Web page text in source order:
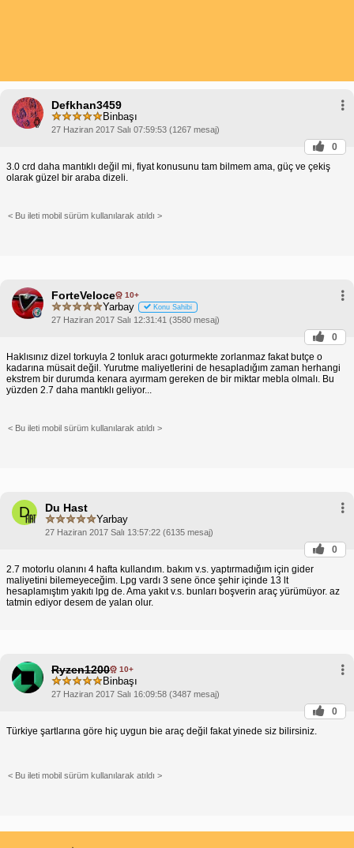
Defkhan3459
Binbaşı
27 Haziran 2017 Salı 07:59:53 (1267 mesaj)
0
3.0 crd daha mantıklı değil mi, fiyat konusunu tam bilmem ama, güç ve çekiş
olarak güzel bir araba dizeli.
< Bu ileti mobil sürüm kullanılarak atıldı >
ForteVeloce 10+
Yarbay Konu Sahibi
27 Haziran 2017 Salı 12:31:41 (3580 mesaj)
0
Haklısınız dizel torkuyla 2 tonluk aracı goturmekte zorlanmaz fakat butçe o
kadarına müsait değil. Yurutme maliyetlerini de hesapladığım zaman herhangi
ekstrem bir durumda kenara ayırmam gereken de bir miktar mebla olmalı. Bu
yüzden 2.7 daha mantıklı geliyor...
< Bu ileti mobil sürüm kullanılarak atıldı >
D Du Hast
Yarbay
27 Haziran 2017 Salı 13:57:22 (6135 mesaj)
0
2.7 motorlu olanını 4 hafta kullandım. bakım v.s. yaptırmadığım için gider
maliyetini bilemeyeceğim. Lpg vardı 3 sene önce şehir içinde 13 lt
hesaplamıştım yakıtı lpg de. Ama yakıt v.s. bunları boşverin araç yürümüyor. az
tatmin ediyor desem de yalan olur.
Ryzen1200 10+
Binbaşı
27 Haziran 2017 Salı 16:09:58 (3487 mesaj)
0
Türkiye şartlarına göre hiç uygun bie araç değil fakat yinede siz bilirsiniz.
< Bu ileti mobil sürüm kullanılarak atıldı >